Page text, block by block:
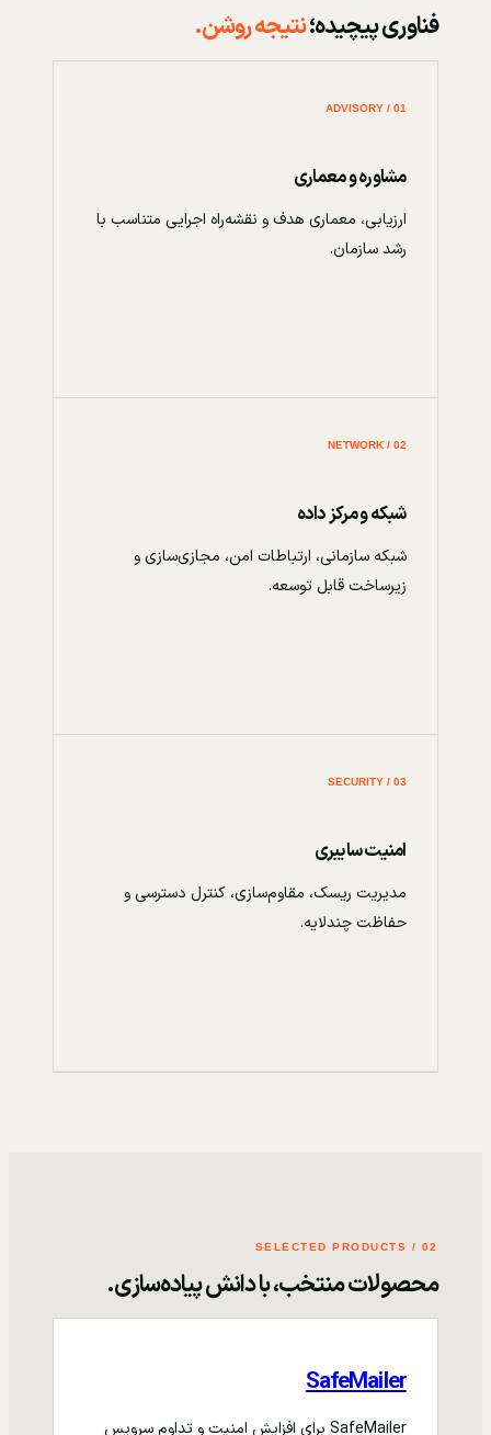
فناوری پیچیده؛نتیجه روشن.
01 / ADVISORY
مشاوره و معماری
ارزیابی، معماری هدف و نقشه‌راه اجرایی متناسب با
رشد سازمان.
02 / NETWORK
شبکه و مرکز داده
شبکه سازمانی، ارتباطات امن، مجازی‌سازی و
زیرساخت قابل توسعه.
03 / SECURITY
امنیت سایبری
مدیریت ریسک، مقاوم‌سازی، کنترل دسترسی و
حفاظت چندلایه.
02 / SELECTED PRODUCTS
محصولات منتخب، با دانش پیاده‌سازی.
SafeMailer
SafeMailer برای افزایش امنیت و تداوم سرویس